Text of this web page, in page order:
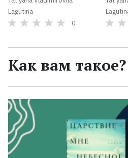
Lagutina
0
Как вам такое?